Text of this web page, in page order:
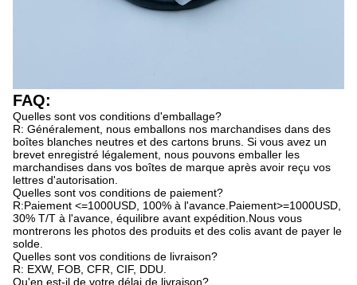
FAQ:
Quelles sont vos conditions d'emballage?
R: Généralement, nous emballons nos marchandises dans des
boîtes blanches neutres et des cartons bruns. Si vous avez un
brevet enregistré légalement, nous pouvons emballer les
marchandises dans vos boîtes de marque après avoir reçu vos
lettres d'autorisation.
Quelles sont vos conditions de paiement?
R:Paiement <=1000USD, 100% à l'avance.Paiement>=1000USD,
30% T/T à l'avance, équilibre avant expédition.Nous vous
montrerons les photos des produits et des colis avant de payer le
solde.
Quelles sont vos conditions de livraison?
R: EXW, FOB, CFR, CIF, DDU.
Qu'en est-il de votre délai de livraison?